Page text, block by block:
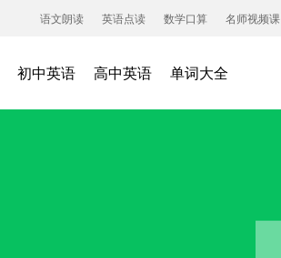
语文朗读 英语点读 数学口算 名师视频课
初中英语 高中英语 单词大全